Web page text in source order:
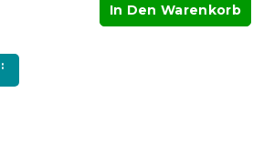
In Den Warenkorb